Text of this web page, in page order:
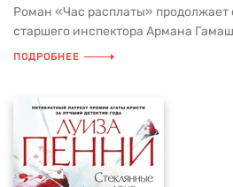
Роман «Час расплаты»
старшего инспектора Армана
ПОДРОБНЕЕ